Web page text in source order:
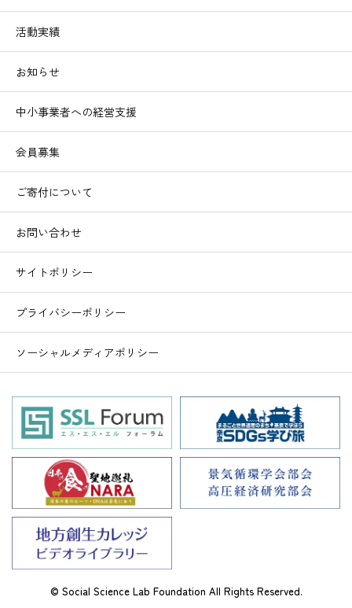
活動実績
お知らせ
中小事業者への経営支援
会員募集
ご寄付について
お問い合わせ
サイトポリシー
プライバシーポリシー
ソーシャルメディアポリシー
© Social Science Lab Foundation All Rights Reserved.